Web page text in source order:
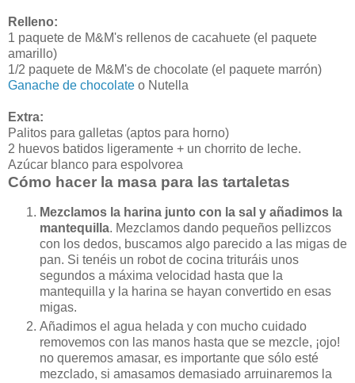
Relleno:
1 paquete de M&M's rellenos de cacahuete (el paquete
amarillo)
1/2 paquete de M&M's de chocolate (el paquete marrón)
Ganache de chocolate o Nutella
Extra:
Palitos para galletas (aptos para horno)
2 huevos batidos ligeramente + un chorrito de leche.
Azúcar blanco para espolvorea
Cómo hacer la masa para las tartaletas
Mezclamos la harina junto con la sal y añadimos la
mantequilla. Mezclamos dando pequeños pellizcos
con los dedos, buscamos algo parecido a las migas de
pan. Si tenéis un robot de cocina trituráis unos
segundos a máxima velocidad hasta que la
mantequilla y la harina se hayan convertido en esas
migas.
Añadimos el agua helada y con mucho cuidado
removemos con las manos hasta que se mezcle, ¡ojo!
no queremos amasar, es importante que sólo esté
mezclado, si amasamos demasiado arruinaremos la